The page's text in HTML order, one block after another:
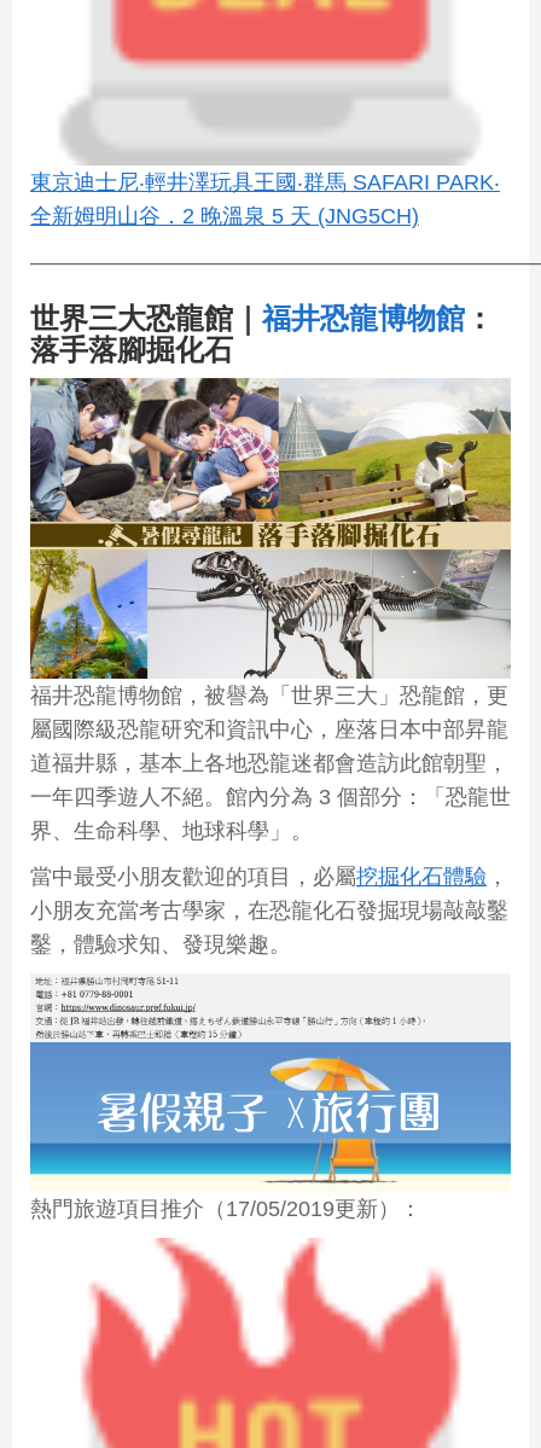
東京迪士尼‧輕井澤玩具王國‧群馬 SAFARI PARK‧
全新姆明山谷．2 晚溫泉 5 天 (JNG5CH)
世界三大恐龍館｜福井恐龍博物館 ：
落手落腳掘化石
福井恐龍博物館，被譽為「世界三大」恐龍館，更
屬國際級恐龍研究和資訊中心，座落日本中部昇龍
道福井縣，基本上各地恐龍迷都會造訪此館朝聖，
一年四季遊人不絕。館內分為 3 個部分：「恐龍世
界、生命科學、地球科學」。
當中最受小朋友歡迎的項目，必屬挖掘化石體驗 ，
小朋友充當考古學家，在恐龍化石發掘現場敲敲鑿
鑿，體驗求知、發現樂趣。
熱門旅遊項目推介（17/05/2019更新）：